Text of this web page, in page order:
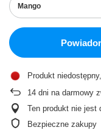
Mango
Produkt
14 dni na darmowy
Ten produkt nie jest
Bezpieczne zakupy